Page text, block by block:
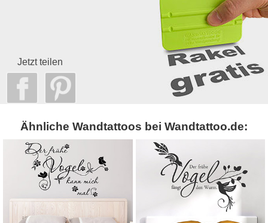
Jetzt teilen
Ähnliche Wandtattoos bei Wandtattoo.de: